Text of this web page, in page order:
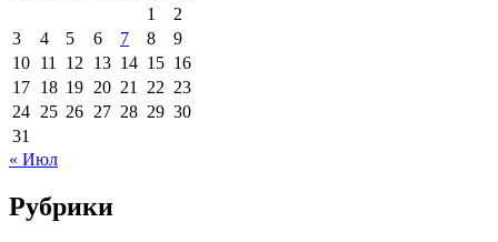
1
2
3
4 5 6 7 8
9
10 11 12 13 14 15 16
17 18 19 20 21 22 23
24 25 26 27 28 29 30
31
« Июл
Рубрики